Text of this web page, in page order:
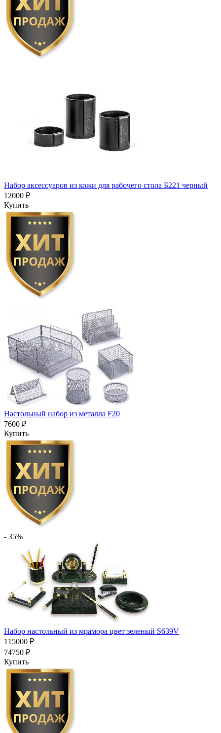
Набор аксессуаров из кожи для рабочего стола Б221 черный
12000 ₽
Купить
Настольный набор из металла F20
7600 ₽
Купить
- 35%
Набор настольный из мрамора цвет зеленый S639V
115000 ₽
74750 ₽
Купить